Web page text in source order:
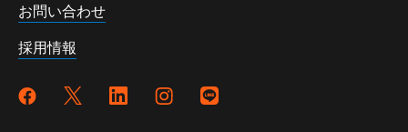
お問い合わせ
採用情報